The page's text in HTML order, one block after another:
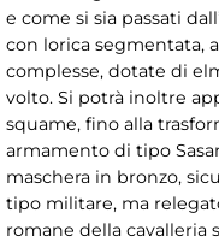
e come si sia passati
con lorica segmentata,
complesse, dotate di
volto. Si potrà inoltre
squame, fino alla
armamento di tipo
maschera in bronzo,
tipo militare, ma
romane della cavalleria